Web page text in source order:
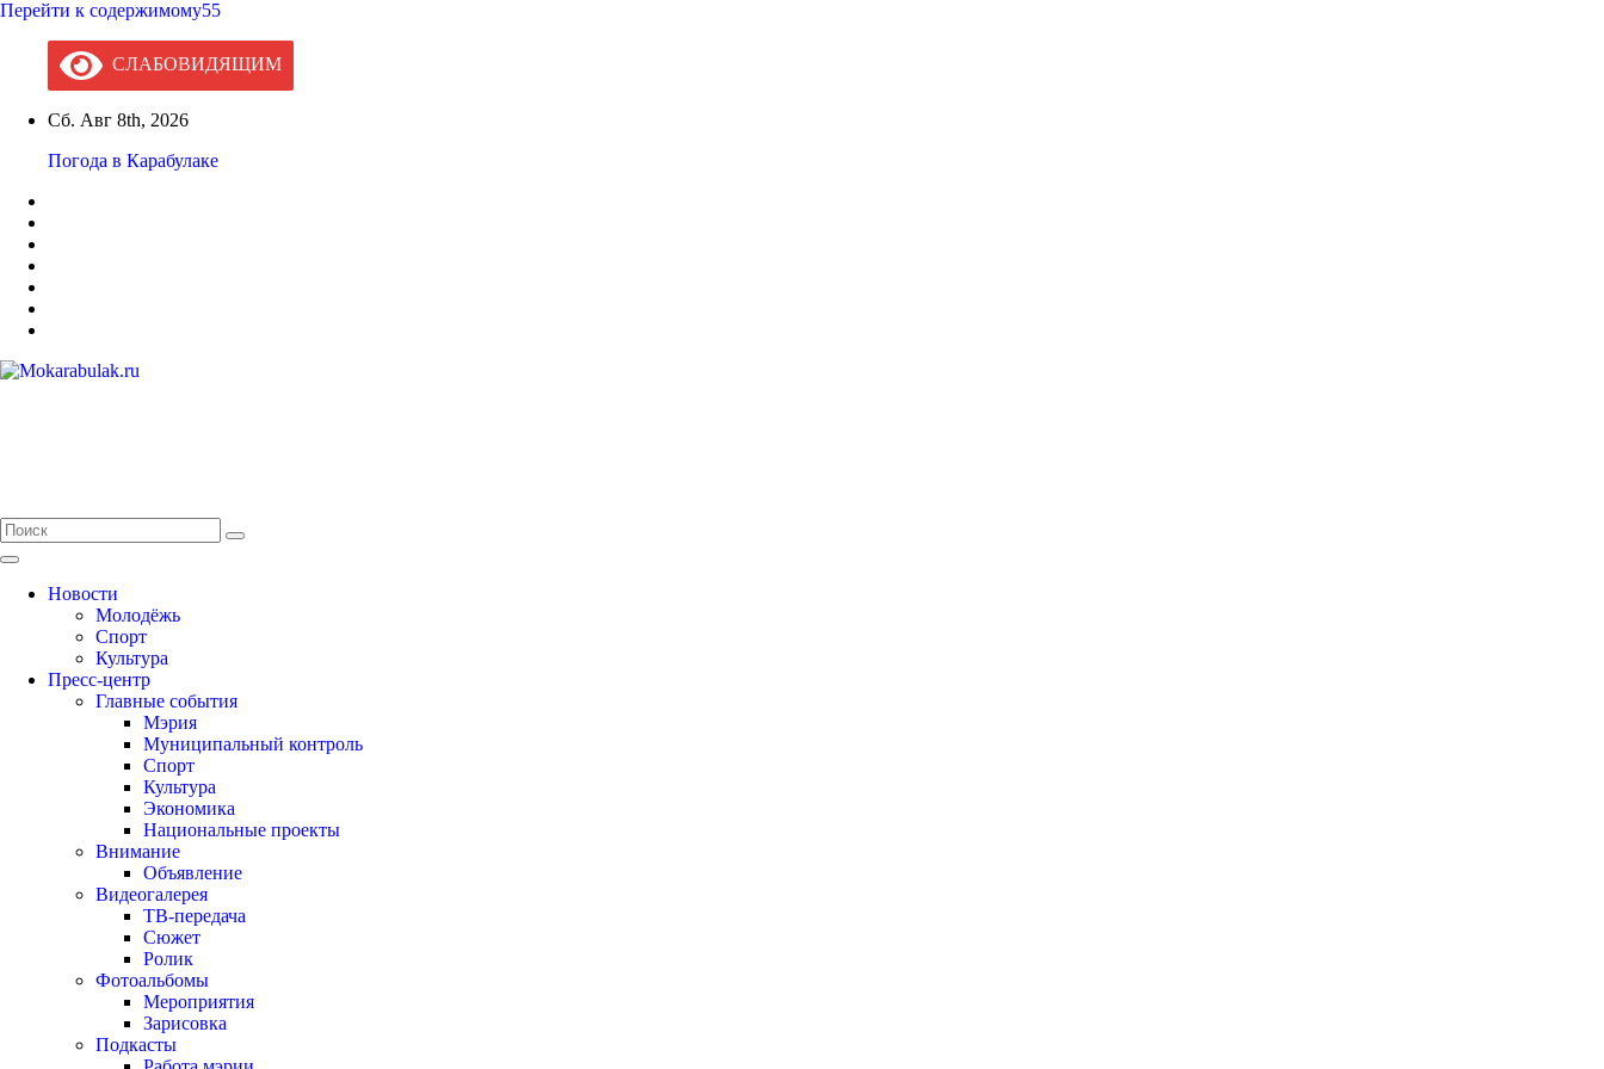
Перейти к содержимому55
СЛАБОВИДЯЩИМ
Сб. Авг 8th, 2026
Погода в Карабулаке
Новости
Молодёжь
Спорт
Культура
Пресс-центр
Главные события
Мэрия
Муниципальный контроль
Спорт
Культура
Экономика
Национальные проекты
Внимание
Объявление
Видеогалерея
ТВ-передача
Сюжет
Ролик
Фотоальбомы
Мероприятия
Зарисовка
Подкасты